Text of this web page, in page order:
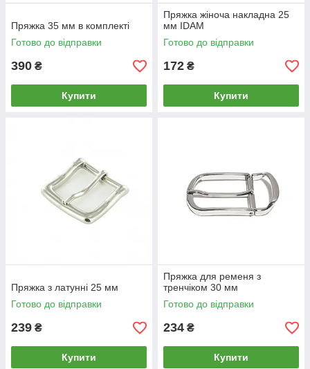
Пряжка 35 мм в комплекті
Готово до відправки
390 ₴
Купити
Пряжка жіноча накладна 25
мм IDAM
Готово до відправки
172 ₴
Купити
Пряжка з латунні 25 мм
Готово до відправки
239 ₴
Купити
Пряжка для ременя з
тренчіком 30 мм
Готово до відправки
234 ₴
Купити